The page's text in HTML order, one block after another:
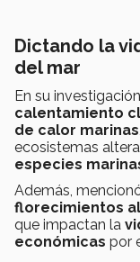
Dictando la
del mar
En su
calentamiento
de calor marinas
ecosistemas
especies
Además,
florecimientos
que impactan la
económicas por